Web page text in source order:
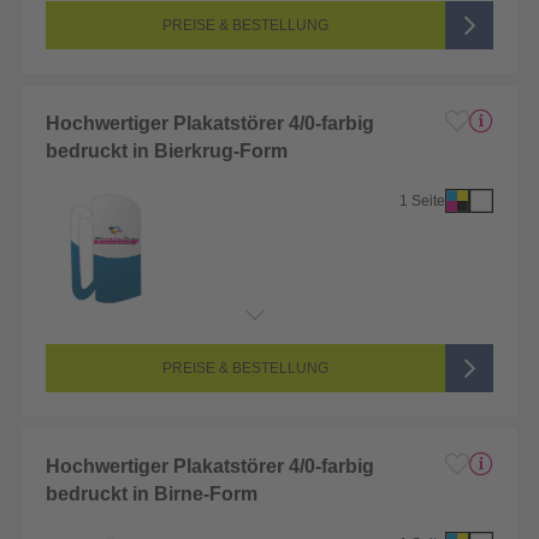
4/0-farbig CMYK (vollfarbig bedruckt)
PREISE & BESTELLUNG
Hochwertiger Plakatstörer 4/0-farbig
bedruckt in Bierkrug-Form
1 Seite
Seitenanzahl: 1-seitig (Vorderseite bedruckt, Rückseite unbedruckt)
4/0-farbig CMYK (vollfarbig bedruckt)
PREISE & BESTELLUNG
Hochwertiger Plakatstörer 4/0-farbig
bedruckt in Birne-Form